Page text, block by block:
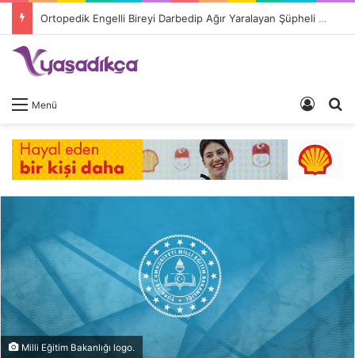
Ortopedik Engelli Bireyi Darbedip Ağır Yaralayan Şüpheli Tutuklandı
Menü Giriş
Milli Eğitim Bakanlığı logo.